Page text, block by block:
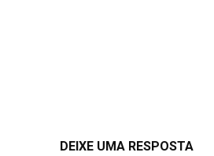
DEIXE UMA RESPOSTA